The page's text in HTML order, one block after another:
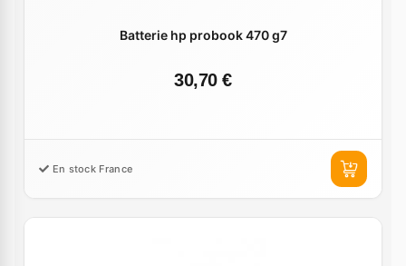
Batterie hp probook 470 g7
30,70 €
En stock France